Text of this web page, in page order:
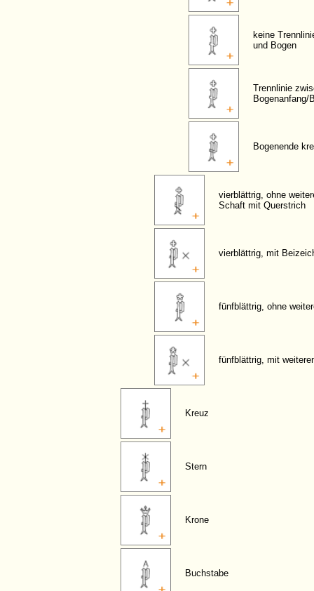
keine
und Bogen
Trennlinie
Bogenanfang/
Bogenende
vierblättrig, ohne
Schaft mit Querstrich
vierblättrig, mit
fünfblättrig, ohne
fünfblättrig, mit
Kreuz
Stern
Krone
Buchstabe